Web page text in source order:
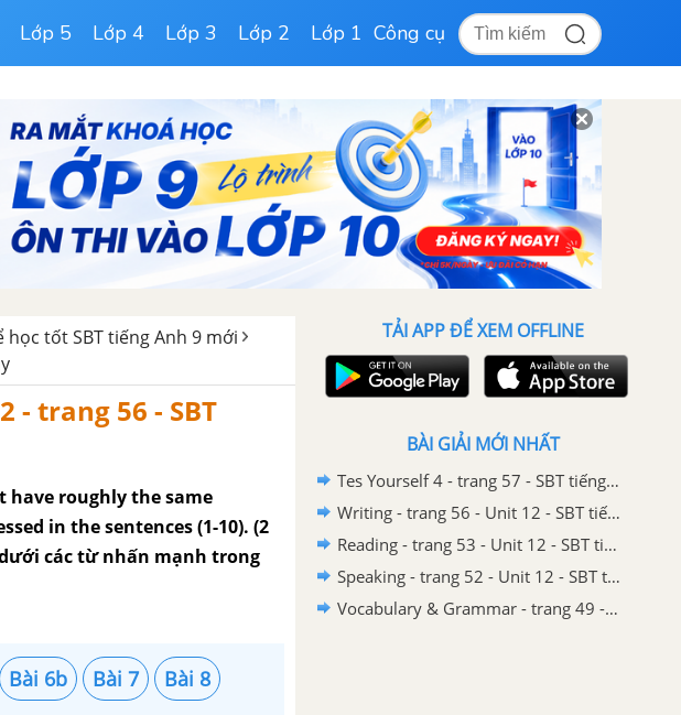
Lớp 5 Lớp 4 Lớp 3 Lớp 2 Lớp 1 Công cụ
học tốt SBT tiếng Anh 9 mới
- trang 56 - SBT
have roughly the same
in the sentences (1-10). (2
dưới các từ nhấn mạnh trong
Bài 6b Bài 7 Bài 8
TẢI APP ĐỂ XEM OFFLINE
BÀI GIẢI MỚI NHẤT
Tes Yourself 4 - trang 57 - SBT tiếng Anh 9 mới
Writing - trang 56 - Unit 12 - SBT tiếng Anh 9 mới
Reading - trang 53 - Unit 12 - SBT tiếng Anh 9 mới
Speaking - trang 52 - Unit 12 - SBT tiếng Anh 9 mới
Vocabulary & Grammar - trang 49 - Unit 12 - SBT tiếng Anh 9 mới